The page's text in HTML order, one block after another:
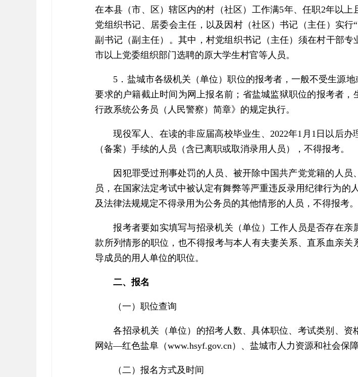
在本县（市、区）辖区内的村（社区）工作满5年、任职2年以
党组织书记、居委会主任，以及因村（社区）书记（主任）实
副书记（副主任）。其中，村党组织书记（主任）须在村干部
市以上党委组织部门选聘的原大学生村官等人员。
5．盐城市各级机关（单位）职位的报考者，一般不受生源
要求的户籍截止时间为网上报名前；省盐城监狱职位的报考者
行政系统公务员（人民警察）简章》的规定执行。
现役军人、在读的非应届高校毕业生、2022年1月1日以后
（备案）手续的人员（含已离职或取消录用人员），不得报考。
因犯罪受过刑事处罚的人员、被开除中国共产党党籍的人
员，在国家法定考试中被认定有舞弊等严重违反录用纪律行为
及法律法规规定不得录用为公务员的其他情形的人员，不得报考。
报考者要如实填写与招录机关（单位）工作人员是否存在
款所列情形的职位，也不得报考与本人有夫妻关系、直系血亲
导成员的用人单位的职位。
二、报名
（一）职位查询
各招录机关（单位）的招考人数、具体职位、考试类别、
网站—红色盐阜（www.hsyf.gov.cn）、盐城市人力资源和社会保障
（二）报名方式及时间